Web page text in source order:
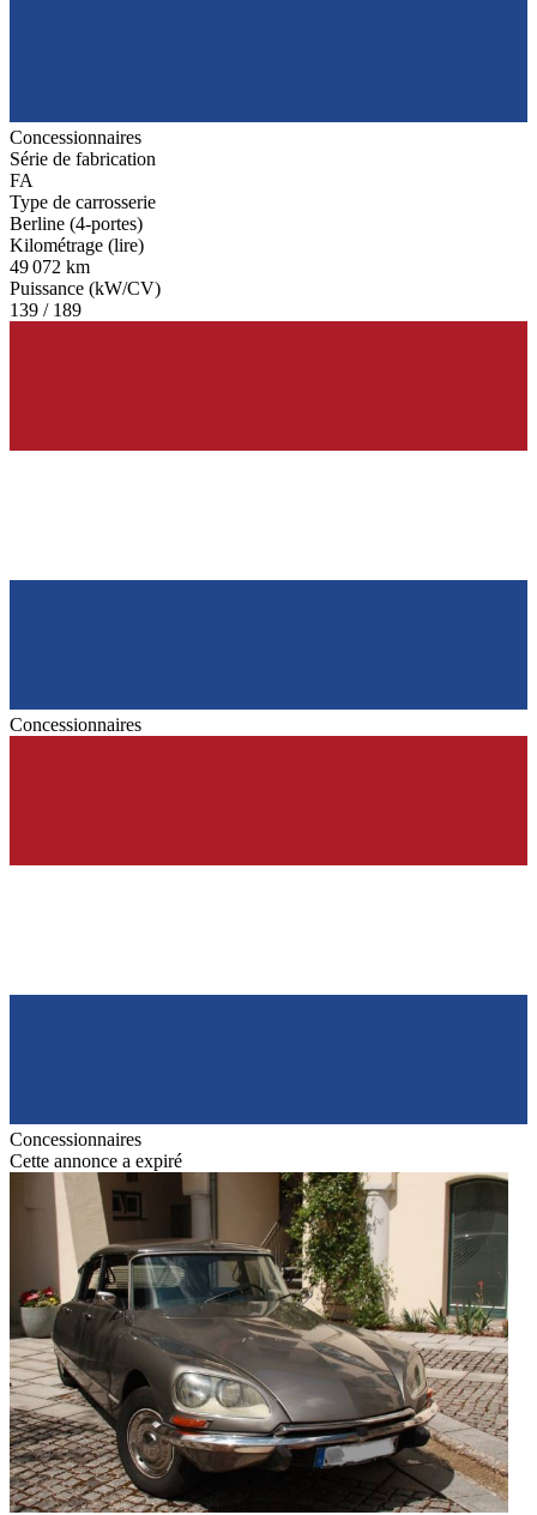
Concessionnaires
Série de fabrication
FA
Type de carrosserie
Berline (4-portes)
Kilométrage (lire)
49 072 km
Puissance (kW/CV)
139 / 189
Concessionnaires
Concessionnaires
Cette annonce a expiré